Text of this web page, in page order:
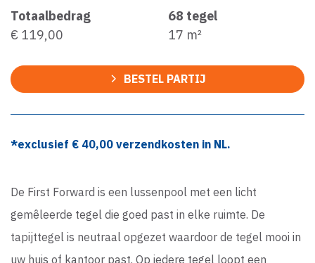
Totaalbedrag
€ 119,00
68 tegel
17 m²
BESTEL PARTIJ
*exclusief € 40,00 verzendkosten in NL.
De First Forward is een lussenpool met een licht
gemêleerde tegel die goed past in elke ruimte. De
tapijttegel is neutraal opgezet waardoor de tegel mooi in
uw huis of kantoor past. Op iedere tegel loopt een